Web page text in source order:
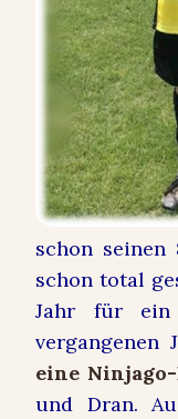
schon
schon total
Jahr für ein
vergangenen
eine
und Dran.